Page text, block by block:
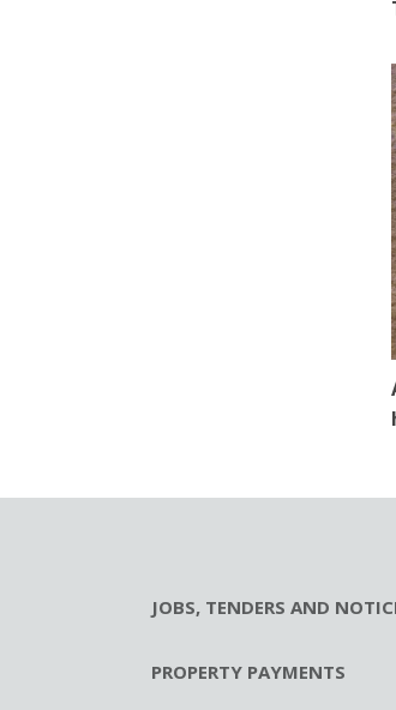
JOBS, TENDERS AND
PROPERTY PAYMENTS